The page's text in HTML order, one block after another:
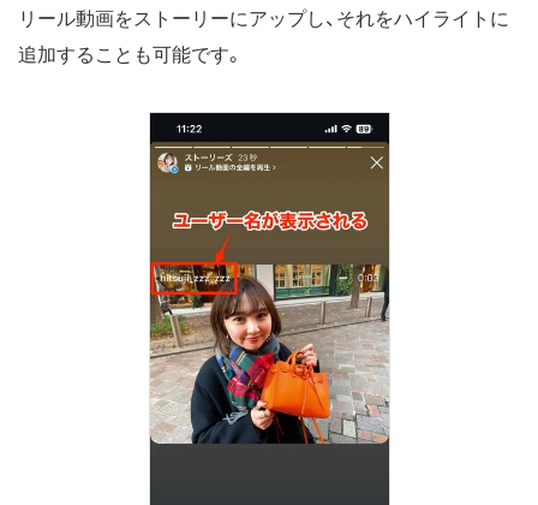
リール動画をストーリーにアップし、それをハイライトに
追加することも可能です。